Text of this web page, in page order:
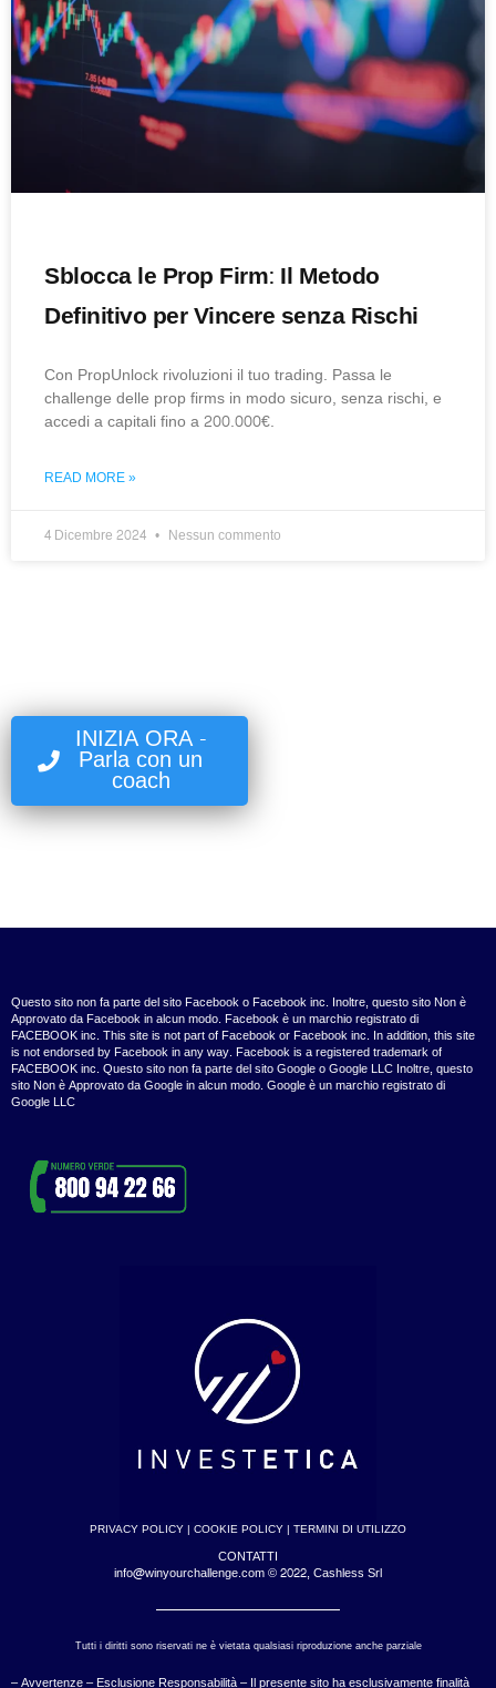
Sblocca le Prop Firm: Il Metodo
Definitivo per Vincere senza Rischi
Con PropUnlock rivoluzioni il tuo trading. Passa le
challenge delle prop firms in modo sicuro, senza rischi, e
accedi a capitali fino a 200.000€.
READ MORE »
4 Dicembre 2024 Nessun commento
INIZIA ORA -
Parla con un
coach
Questo sito non fa parte del sito Facebook o Facebook inc. Inoltre, questo sito Non è
Approvato da Facebook in alcun modo. Facebook è un marchio registrato di
FACEBOOK inc. This site is not part of Facebook or Facebook inc. In addition, this site
is not endorsed by Facebook in any way. Facebook is a registered trademark of
FACEBOOK inc. Questo sito non fa parte del sito Google o Google LLC Inoltre, questo
sito Non è Approvato da Google in alcun modo. Google è un marchio registrato di
Google LLC
PRIVACY POLICY| COOKIE POLICY| TERMINI DI UTILIZZO
CONTATTI
info@winyourchallenge.com © 2022, Cashless Srl
Tutti i diritti sono riservati ne è vietata qualsiasi riproduzione anche parziale
– Avvertenze – Esclusione Responsabilità – Il presente sito ha esclusivamente finalità